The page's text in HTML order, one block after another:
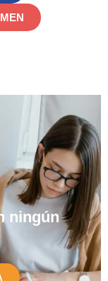
ningún